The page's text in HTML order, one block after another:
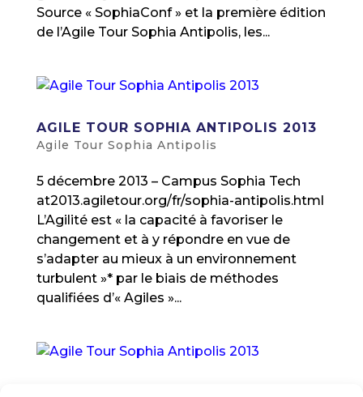
Source « SophiaConf » et la première édition
de l’Agile Tour Sophia Antipolis, les...
AGILE TOUR SOPHIA ANTIPOLIS 2013
Agile Tour Sophia Antipolis
5 décembre 2013 – Campus Sophia Tech
at2013.agiletour.org/fr/sophia-antipolis.html
L’Agilité est « la capacité à favoriser le
changement et à y répondre en vue de
s’adapter au mieux à un environnement
turbulent »* par le biais de méthodes
qualifiées d’« Agiles »...